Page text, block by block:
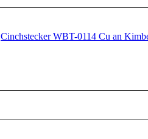
Cinchstecker WBT-0114 Cu an